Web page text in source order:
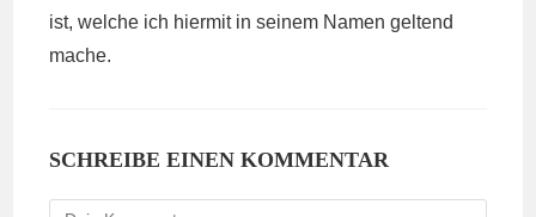
ist, welche ich hiermit in seinem Namen geltend
mache.
SCHREIBE EINEN KOMMENTAR
Kommentieren